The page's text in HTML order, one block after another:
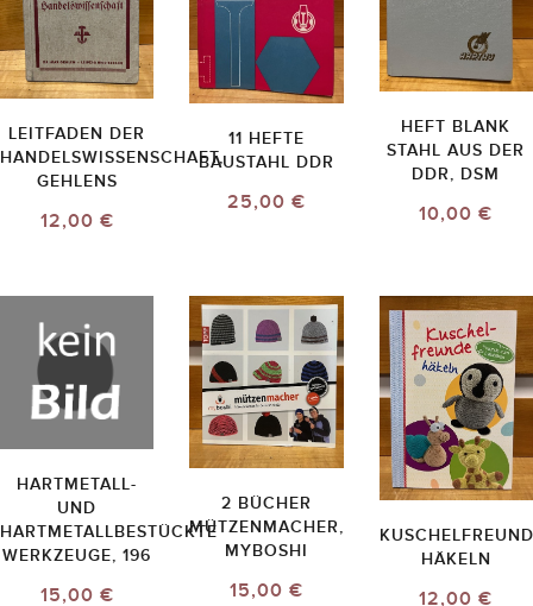
LEITFADEN DER
HANDELSWISSENSCHAFT,
GEHLENS
12,00 €
11 HEFTE
BAUSTAHL DDR
25,00 €
HEFT BLANK
STAHL AUS DER
DDR, DSM
10,00 €
HARTMETALL-
UND
HARTMETALLBESTÜCKTE
WERKZEUGE, 196
15,00 €
2 BÜCHER
MÜTZENMACHER,
MYBOSHI
15,00 €
HÄKELN
12,00 €